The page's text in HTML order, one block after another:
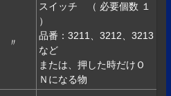
〃
スイッチ （ 必要個数 １
）
品番：3211、3212、3213
など
または、押した時だけＯ
Ｎになる物